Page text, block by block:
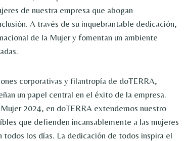
de nuestra empresa que abogan
A través de su inquebrantable dedicación,
de la Mujer y fomentan un ambiente
corporativas y filantropía de doTERRA,
un papel central en el éxito de la empresa.
2024, en doTERRA extendemos nuestro
que defienden incansablemente a las mujeres
los días. La dedicación de todos inspira el